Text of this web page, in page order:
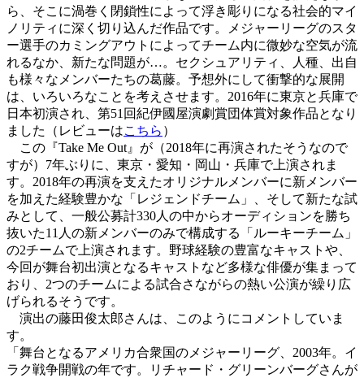
ら、そこに渦巻く閉鎖性によって浮き彫りになる社会的マイ
ノリティに深く切り込んだ作品です。メジャーリーグのスタ
ー選手のカミングアウトによってチーム内に微妙な空気が流
れるなか、新たな問題が…。セクシュアリティ、人種、出自
も様々なメンバーたちの葛藤。予想外にして衝撃的な展開
は、いろいろなことを考えさせます。2016年に東京と兵庫で
日本初演され、第51回紀伊國屋演劇賞団体賞対象作品となり
ました（レビューはこちら ）
この『Take Me Out』が（2018年に再演されたそうなので
すが）7年ぶりに、東京・愛知・岡山・兵庫で上演されま
す。2018年の再演を支えたオリジナルメンバーに新メンバー
を加えた経験豊かな「レジェンドチーム」、そして新たな試
みとして、一般公募計330人の中からオーディションを勝ち
抜いた11人の新メンバーのみで構成する「ルーキーチーム」
の2チームで上演されます。野球経験の豊富なキャストや、
今回が舞台初出演となるキャストなど多様な俳優が集まって
おり、2つのチームによる試合さながらの熱い公演が繰り広
げられるそうです。
演出の藤田俊太郎さんは、このようにコメントしていま
す。
「舞台となるアメリカ合衆国のメジャーリーグ、2003年。イ
ラク戦争開戦の年です。リチャード・グリーンバーグさんが